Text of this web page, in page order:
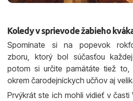
Koledy v sprievode žabieho
Spomínate si na popevok
zboru, ktorý bol súčasťou
potom si určite pamätáte tiež to,
okrem čarodejníckych učňov aj
Prvýkrát ste ich mohli vidieť v